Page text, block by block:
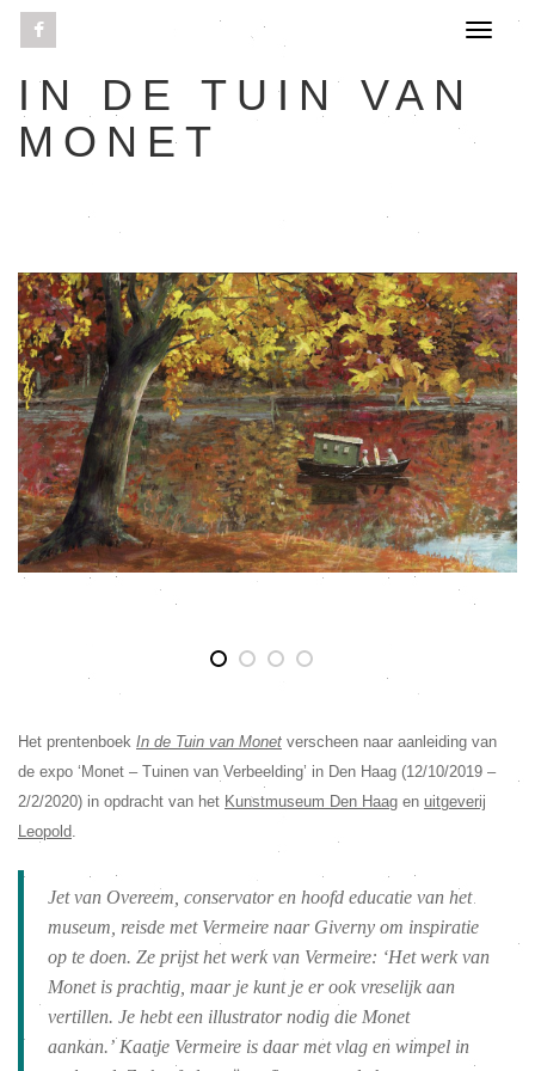
IN DE TUIN VAN
MONET
Het prentenboek In de Tuin van Monet verscheen naar aanleiding van
de expo ‘Monet – Tuinen van Verbeelding’ in Den Haag (12/10/2019 –
2/2/2020) in opdracht van het Kunstmuseum Den Haag en uitgeverij
Leopold.
Jet van Overeem, conservator en hoofd educatie van het
museum, reisde met Vermeire naar Giverny om inspiratie
op te doen. Ze prijst het werk van Vermeire: ‘Het werk van
Monet is prachtig, maar je kunt je er ook vreselijk aan
vertillen. Je hebt een illustrator nodig die Monet
aankan.’ Kaatje Vermeire is daar met vlag en wimpel in